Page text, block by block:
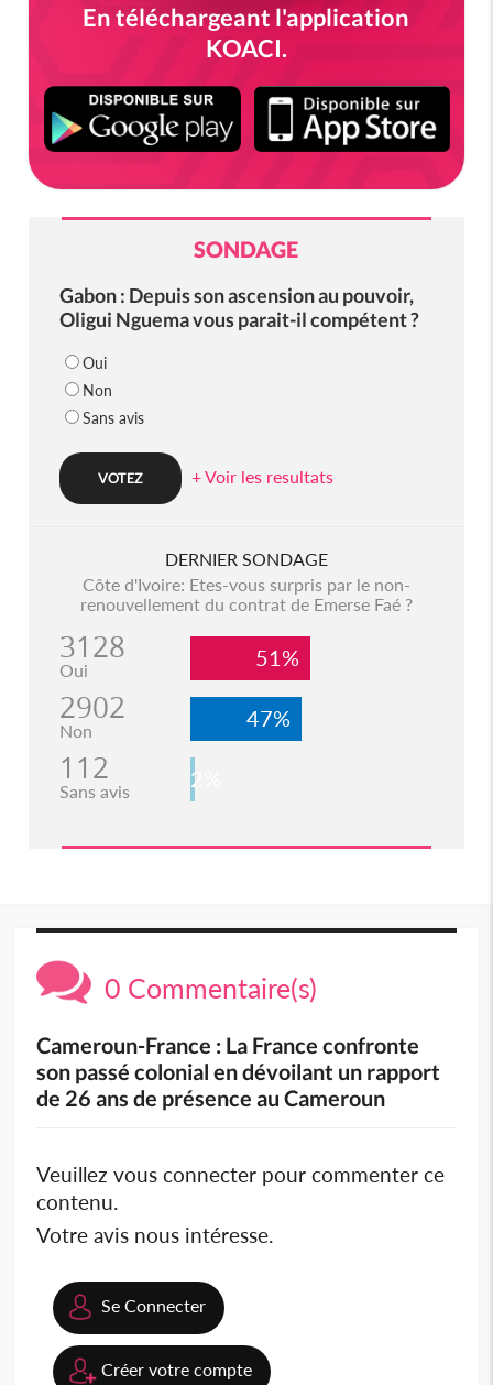
En téléchargeant l'application
KOACI.
SONDAGE
Gabon : Depuis son ascension au pouvoir,
Oligui Nguema vous parait-il compétent ?
Oui
Non
Sans avis
+ Voir les resultats
DERNIER SONDAGE
Côte d'Ivoire: Etes-vous surpris par le non-
renouvellement du contrat de Emerse Faé ?
3128
Oui 51%
2902
Non 47%
112
Sans avis 2%
0 Commentaire(s)
Cameroun-France : La France confronte
son passé colonial en dévoilant un rapport
de 26 ans de présence au Cameroun
Veuillez vous connecter pour commenter ce
contenu.
Votre avis nous intéresse.
Se Connecter
Créer votre compte